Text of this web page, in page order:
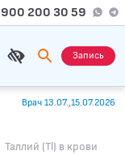
200 30 59
Запись
Врач 13.07.,15.07.2026
Таллий (Tl) в крови